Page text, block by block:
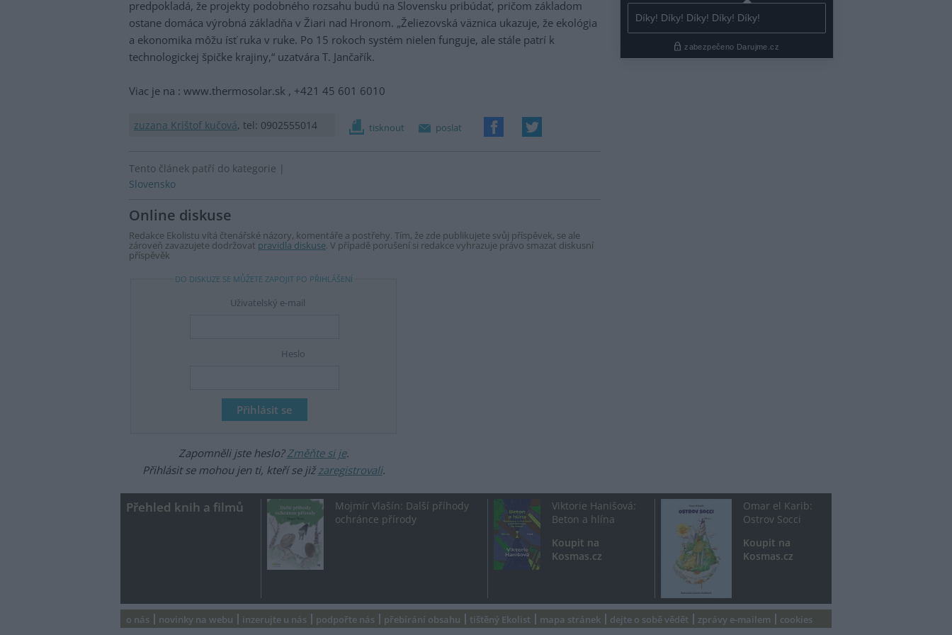
predpokladá, že projekty podobného rozsahu budú na Slovensku pribúdať, pričom základom
ostane domáca výrobná základňa v Žiari nad Hronom. „Želiezovská väznica ukazuje, že ekológia
a ekonomika môžu ísť ruka v ruke. Po 15 rokoch systém nielen funguje, ale stále patrí k
technologickej špičke krajiny,“ uzatvára T. Jančařík.
Viac je na : www.thermosolar.sk , +421 45 601 6010
zuzana Krištof kučová, tel: 0902555014 tisknout poslat
Tento článek patří do kategorie |
Slovensko
Online diskuse
Redakce Ekolistu vítá čtenářské názory, komentáře a postřehy. Tím, že zde publikujete svůj příspěvek, se ale
zároveň zavazujete dodržovat pravidla diskuse. V případě porušení si redakce vyhrazuje právo smazat diskusní
příspěvěk
DO DISKUZE SE MŮŽETE ZAPOJIT PO PŘIHLÁŠENÍ
Uživatelský e-mail
Heslo
Zapomněli jste heslo?Změňte si je.
Přihlásit se mohou jen ti, kteří se již zaregistrovali.
Přehled knih a filmů
Mojmír Vlašín: Další příhody
ochránce přírody
Viktorie Hanišová:
Beton a hlína
Koupit na
Kosmas.cz
Omar el Karib:
Ostrov Socci
Koupit na
Kosmas.cz
o nás novinky na webu inzerujte u nás podpořte nás přebírání obsahu tištěný Ekolist mapa stránek dejte o sobě vědět zprávy e-mailem cookies